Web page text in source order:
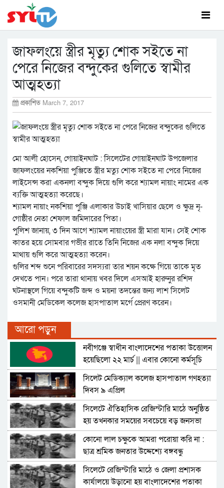
জাফলংয়ে স্ত্রীর মৃত্যু শোক সইতে না
পেরে নিজের বন্দুকের গুলিতে স্বামীর
আত্মহত্যা
প্রকাশিত March 7, 2017
মো আলী হোসেন, গোয়াইনঘাট : সিলেটের গোয়াইনঘাট উপজেলার
জাফলংয়ের নকশিয়া পুঞ্জিতে স্ত্রীর মত্যু শোক সইতে না পেরে নিজের
লাইসেন্স করা একনলা বন্দুক দিয়ে গুলি করে শ্যামল নায়াং নামের এক
ব্যক্তি আত্মহত্যা করেছে।
শ্যামল নায়াং নকশিয়া পুঞ্জি এলাকার উচাই খাসিয়ার ছেলে ও ক্ষুদ্র নৃ-
গোষ্ঠীর নেতা শেফাল জমিদারের পিতা।
পুলিশ জানায়, ৩ দিন আগে শ্যামল নায়াংয়ের স্ত্রী মারা যান। সেই শোক
কাতর হয়ে সোমবার গভীর রাতে তিনি নিজের এক নলা বন্দুক দিয়ে
মাথায় গুলি করে আত্মহত্যা করেন।
গুলির শব্দ শুনে পরিবারের সদস্যরা তার শয়ন কক্ষে গিয়ে তাকে মৃত
দেখতে পান। পরে তারা থানায় খবর দিলে এসআই হারুনুর রশিদ
ঘটনাস্থলে গিয়ে বন্দুকটি জব্দ ও ময়না তদন্তের জন্য লাশ সিলেট
ওসমানী মেডিকেল কলেজ হাসপাতাল মর্গে প্রেরণ করেন।
আরো পড়ুন
নবীগঞ্জে স্বাধীন বাংলাদেশের পতাকা উত্তোলন
হয়েছিলো ২২ মার্চ || এবার কোনো কর্মসূচি
নেই
সিলেট মেডিক্যাল কলেজ হাসপাতাল গণহত্যা
দিবস ৯ এপ্রিল
সিলেটে ঐতিহাসিক রেজিস্টারি মাঠে অনুষ্ঠিত
হয় তখনকার সময়ের সবচেয়ে বড় জনসভা
কোনো লাল চক্ষুকে আমরা পরোয়া করি না :
ছাত্র শ্রমিক জনতার উদ্দেশ্যে বঙ্গবন্ধু
সিলেটে রেজিস্টারি মাঠে ও জেলা প্রশাসক
কার্যালয়ে উড়ানো হয় বাংলাদেশের পতাকা